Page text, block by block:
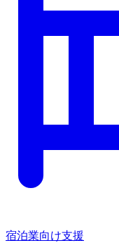
宿泊業向け支援